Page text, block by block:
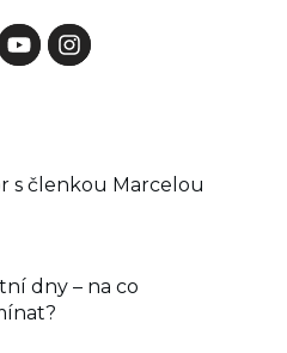
s členkou Marcelou
dny – na co